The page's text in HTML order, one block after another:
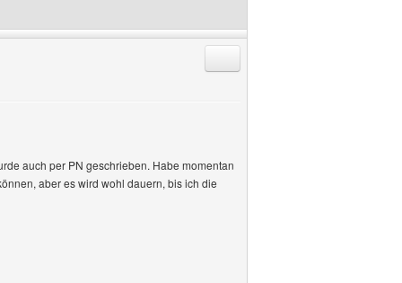
auch per PN geschrieben. Habe momentan
aber es wird wohl dauern, bis ich die